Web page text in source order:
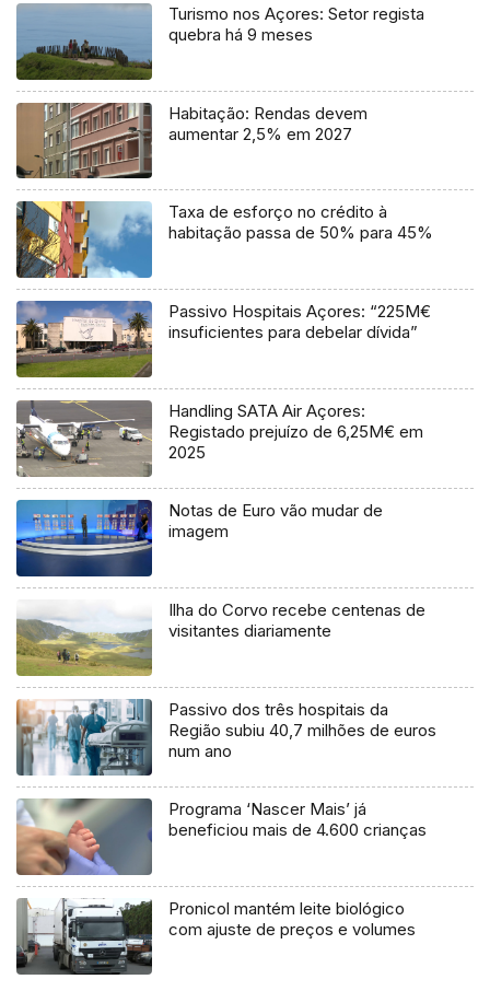
Turismo nos Açores: Setor regista
quebra há 9 meses
Habitação: Rendas devem
aumentar 2,5% em 2027
Taxa de esforço no crédito à
habitação passa de 50% para 45%
Passivo Hospitais Açores: “225M€
insuficientes para debelar dívida”
Handling SATA Air Açores:
Registado prejuízo de 6,25M€ em
2025
Notas de Euro vão mudar de
imagem
Ilha do Corvo recebe centenas de
visitantes diariamente
Passivo dos três hospitais da
Região subiu 40,7 milhões de euros
num ano
Programa ‘Nascer Mais’ já
beneficiou mais de 4.600 crianças
Pronicol mantém leite biológico
com ajuste de preços e volumes